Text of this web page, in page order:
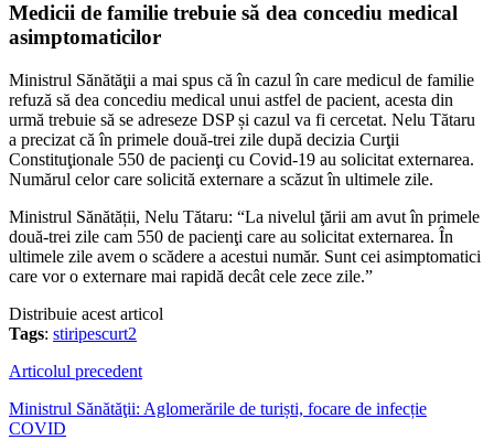
Medicii de familie trebuie să dea concediu medical
asimptomaticilor
Ministrul Sănătăţii a mai spus că în cazul în care medicul de familie
refuză să dea concediu medical unui astfel de pacient, acesta din
urmă trebuie să se adreseze DSP și cazul va fi cercetat. Nelu Tătaru
a precizat că în primele două-trei zile după decizia Curţii
Constituţionale 550 de pacienţi cu Covid-19 au solicitat externarea.
Numărul celor care solicită externare a scăzut în ultimele zile.
Ministrul Sănătății, Nelu Tătaru: “La nivelul ţării am avut în primele
două-trei zile cam 550 de pacienţi care au solicitat externarea. În
ultimele zile avem o scădere a acestui număr. Sunt cei asimptomatici
care vor o externare mai rapidă decât cele zece zile.”
Distribuie acest articol
Tags: stiripescurt2
Articolul precedent
Ministrul Sănătăţii: Aglomerările de turiști, focare de infecție
COVID